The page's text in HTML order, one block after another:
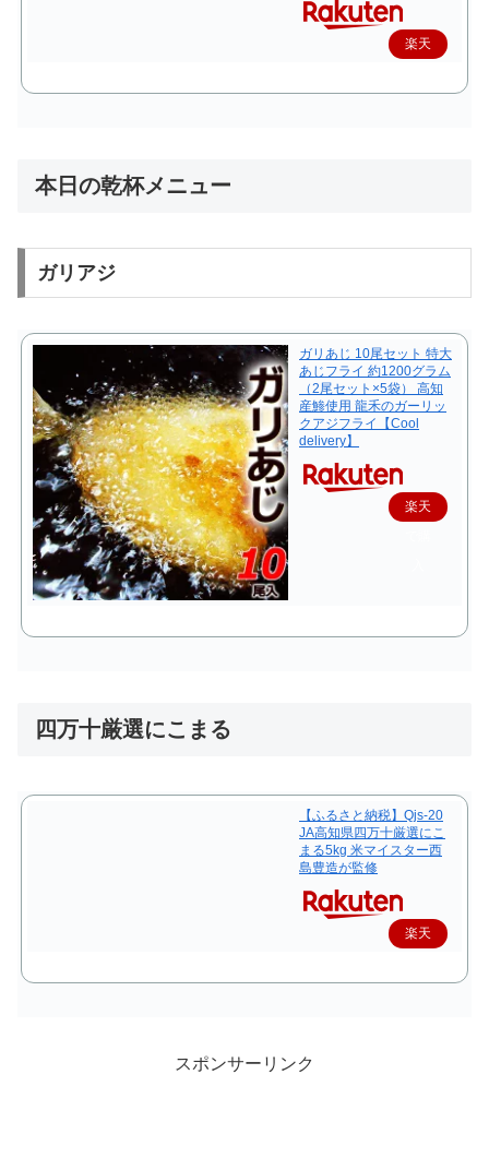
楽天
本日の乾杯メニュー
ガリアジ
ガリあじ 10尾セット 特大
あじフライ 約1200グラム
（2尾セット×5袋） 高知
産鯵使用 龍禾のガーリッ
クアジフライ【Cool
delivery】
楽天
四万十厳選にこまる
【ふるさと納税】Qjs-20
JA高知県四万十厳選にこ
まる5kg 米マイスター西
島豊造が監修
楽天
スポンサーリンク